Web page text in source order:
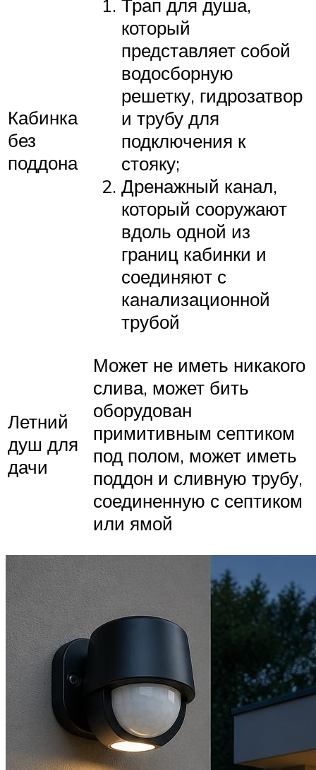
Кабинка
без
поддона
Трап для душа,
который
представляет собой
водосборную
решетку, гидрозатвор
и трубу для
подключения к
стояку;
Дренажный канал,
который сооружают
вдоль одной из
границ кабинки и
соединяют с
канализационной
трубой
Летний
душ для
дачи
Может не иметь никакого
слива, может бить
оборудован
примитивным септиком
под полом, может иметь
поддон и сливную трубу,
соединенную с септиком
или ямой